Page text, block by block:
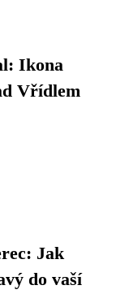
Ikona
Vřídlem
Jak
do vaší